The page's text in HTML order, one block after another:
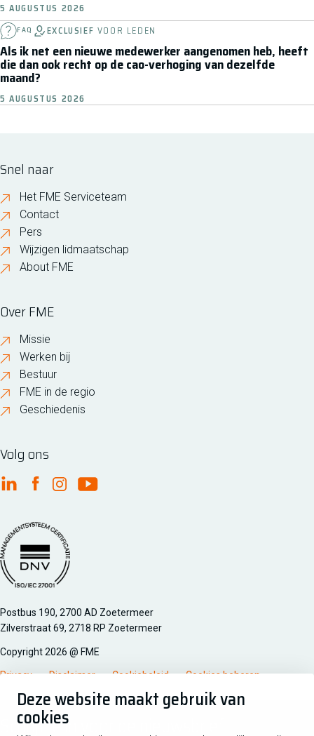
Deze website maakt gebruik van
cookies
5 AUGUSTUS 2026
FAQ EXCLUSIEF VOOR LEDEN
Als ik net een nieuwe medewerker aangenomen heb, heeft
die dan ook recht op de cao-verhoging van dezelfde
maand?
5 AUGUSTUS 2026
Snel naar
Het FME Serviceteam
Contact
Pers
Wijzigen lidmaatschap
About FME
Over FME
Missie
Werken bij
Bestuur
FME in de regio
Geschiedenis
Volg ons
FME Linkedin
FME Facebook
FME Instagram
FME Youtube
Managementsyteem certificatie DNV iso/iec 27001
Postbus 190, 2700 AD Zoetermeer
Zilverstraat 69, 2718 RP Zoetermeer
Copyright 2026 @ FME
Privacy Disclaimer Cookiebeleid Cookies beheren
Schrijf je in voor de nieuwsbrief